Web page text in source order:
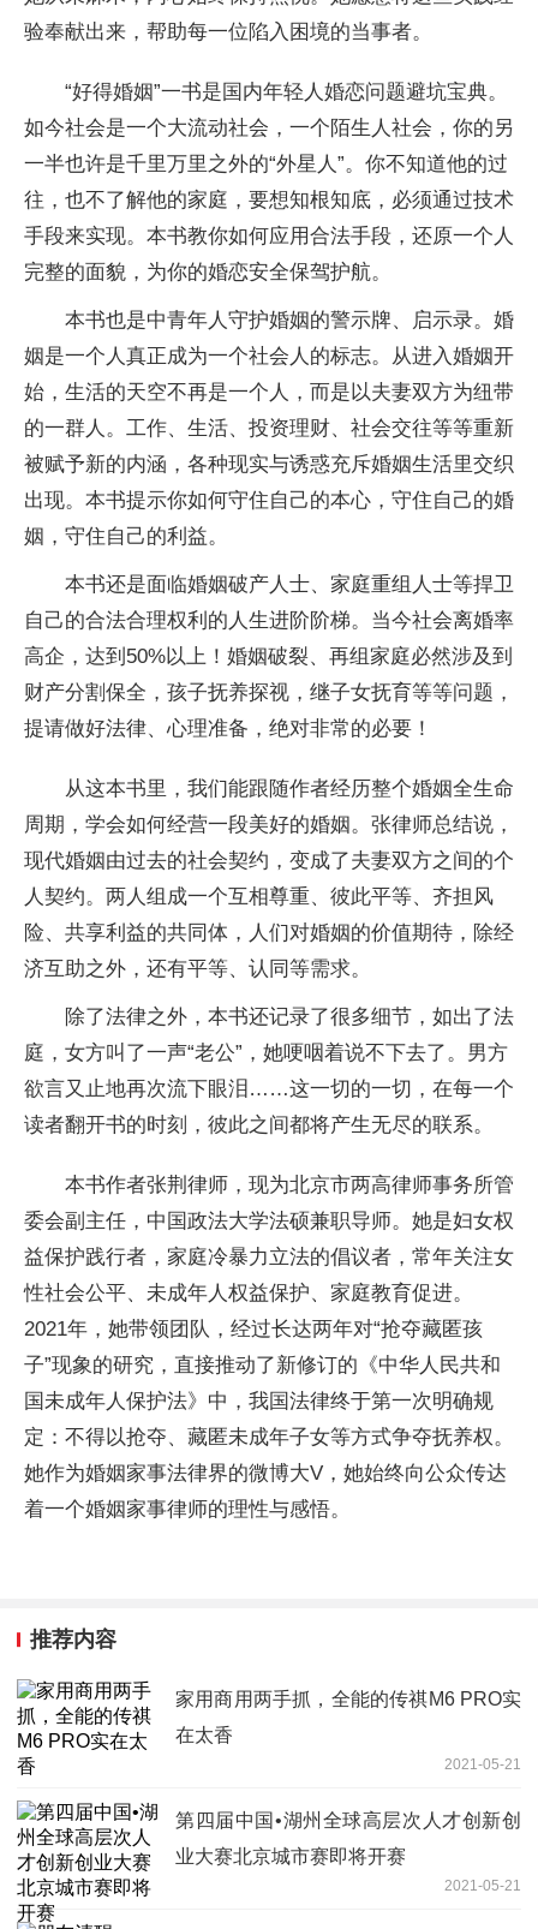
验奉献出来，帮助每一位陷入困境的当事者。
“好得婚姻”一书是国内年轻人婚恋问题避坑宝典。
如今社会是一个大流动社会，一个陌生人社会，你的另
一半也许是千里万里之外的“外星人”。你不知道他的过
往，也不了解他的家庭，要想知根知底，必须通过技术
手段来实现。本书教你如何应用合法手段，还原一个人
完整的面貌，为你的婚恋安全保驾护航。
本书也是中青年人守护婚姻的警示牌、启示录。婚
姻是一个人真正成为一个社会人的标志。从进入婚姻开
始，生活的天空不再是一个人，而是以夫妻双方为纽带
的一群人。工作、生活、投资理财、社会交往等等重新
被赋予新的内涵，各种现实与诱惑充斥婚姻生活里交织
出现。本书提示你如何守住自己的本心，守住自己的婚
姻，守住自己的利益。
本书还是面临婚姻破产人士、家庭重组人士等捍卫
自己的合法合理权利的人生进阶阶梯。当今社会离婚率
高企，达到50%以上！婚姻破裂、再组家庭必然涉及到
财产分割保全，孩子抚养探视，继子女抚育等等问题，
提请做好法律、心理准备，绝对非常的必要！
从这本书里，我们能跟随作者经历整个婚姻全生命
周期，学会如何经营一段美好的婚姻。张律师总结说，
现代婚姻由过去的社会契约，变成了夫妻双方之间的个
人契约。两人组成一个互相尊重、彼此平等、齐担风
险、共享利益的共同体，人们对婚姻的价值期待，除经
济互助之外，还有平等、认同等需求。
除了法律之外，本书还记录了很多细节，如出了法
庭，女方叫了一声“老公”，她哽咽着说不下去了。男方
欲言又止地再次流下眼泪……这一切的一切，在每一个
读者翻开书的时刻，彼此之间都将产生无尽的联系。
本书作者张荆律师，现为北京市两高律师事务所管
委会副主任，中国政法大学法硕兼职导师。她是妇女权
益保护践行者，家庭冷暴力立法的倡议者，常年关注女
性社会公平、未成年人权益保护、家庭教育促进。
2021年，她带领团队，经过长达两年对“抢夺藏匿孩
子”现象的研究，直接推动了新修订的《中华人民共和
国未成年人保护法》中，我国法律终于第一次明确规
定：不得以抢夺、藏匿未成年子女等方式争夺抚养权。
她作为婚姻家事法律界的微博大V，她始终向公众传达
着一个婚姻家事律师的理性与感悟。
推荐内容
家用商用两手抓，全能的传祺M6 PRO实
在太香
2021-05-21
第四届中国•湖州全球高层次人才创新创
业大赛北京城市赛即将开赛
2021-05-21